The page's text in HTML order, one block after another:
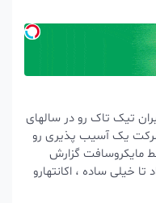
تاک رو در سالهای
یک آسیب پذیری رو
گزارش
ساده ، اکانتهارو